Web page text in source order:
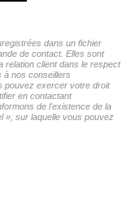
dans un fichier
de contact. Elles sont
relation client dans le respect
à nos conseillers
pouvez exercer votre droit
en contactant
de l'existence de la
», sur laquelle vous pouvez